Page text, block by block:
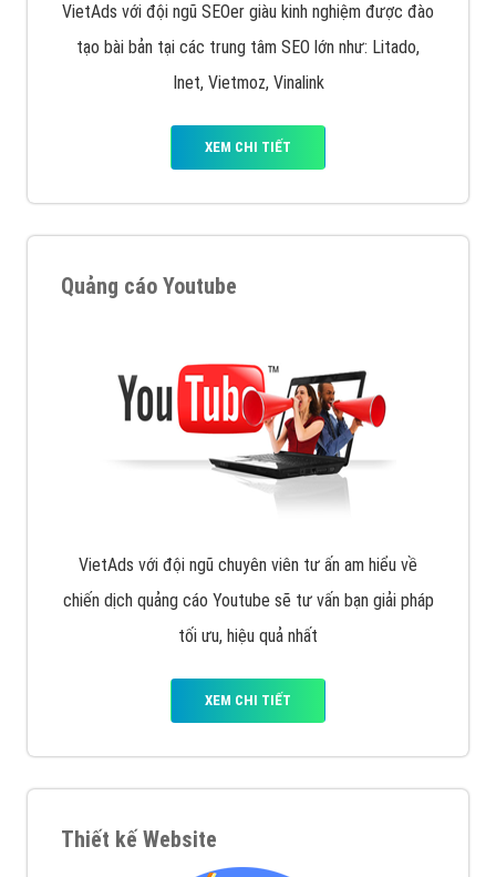
VietAds với đội ngũ SEOer giàu kinh nghiệm được đào
tạo bài bản tại các trung tâm SEO lớn như: Litado,
Inet, Vietmoz, Vinalink
XEM CHI TIẾT
Quảng cáo Youtube
VietAds với đội ngũ chuyên viên tư ấn am hiểu về
chiến dịch quảng cáo Youtube sẽ tư vấn bạn giải pháp
tối ưu, hiệu quả nhất
XEM CHI TIẾT
Thiết kế Website